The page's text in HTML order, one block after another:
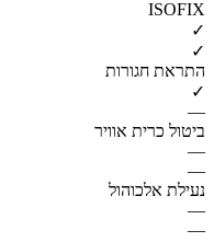
ISOFIX
✓
✓
התראת חגורות
✓
—
ביטול כרית אוויר
—
—
נעילת אלכוהול
—
—